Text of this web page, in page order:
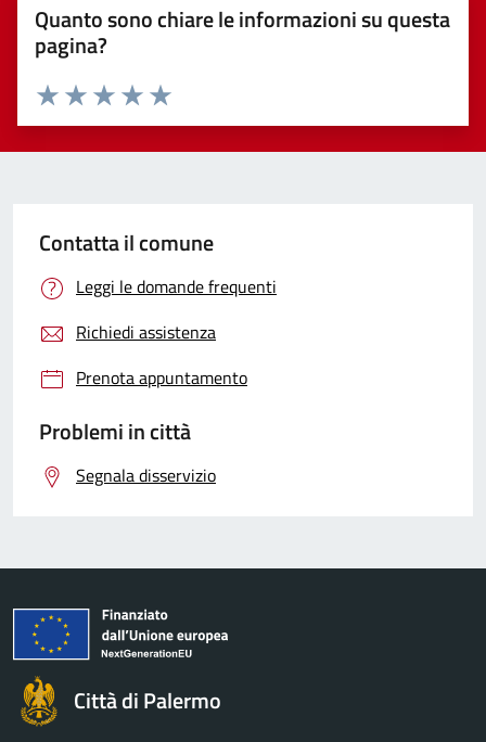
Quanto sono chiare le informazioni su questa
pagina?
Valuta 5 stelle su 5
Valuta 4 stelle su 5
Valuta 3 stelle su 5
Valuta 2 stelle su 5
Valuta 1 stelle su 5
Contatta il comune
Leggi le domande frequenti
Richiedi assistenza
Prenota appuntamento
Problemi in città
Segnala disservizio
Città di Palermo